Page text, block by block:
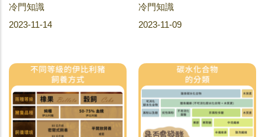
冷門知識
2023-11-14
冷門知識
2023-11-09